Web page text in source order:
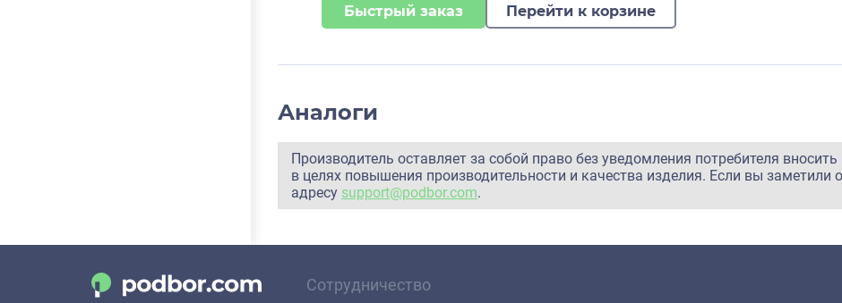
Быстрый заказ Перейти к корзине
Аналоги
Производитель оставляет за собой право без уведомления потребителя
в целях повышения производительности и качества изделия. Если вы
адресу support@podbor.com.
Сотрудничество